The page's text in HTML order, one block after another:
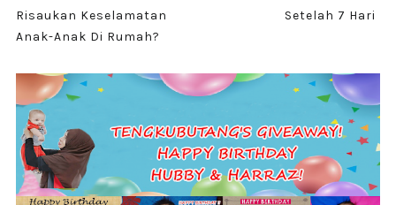
Risaukan Keselamatan
Anak-Anak Di Rumah?
Setelah 7 Hari